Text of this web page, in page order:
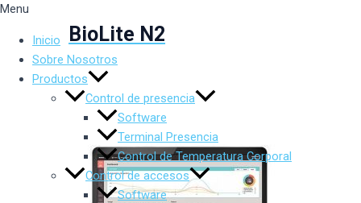
Menu
Inicio
Sobre Nosotros
Productos
Control de presencia
Software
Terminal Presencia
Control de Temperatura Corporal
Control de accesos
Software
BioLite N2